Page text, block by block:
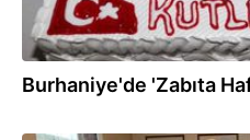
Burhaniye'de 'Zabıta